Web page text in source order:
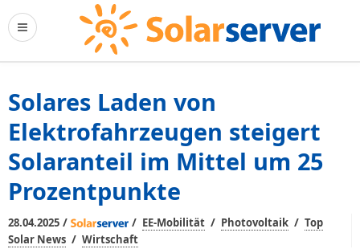
Solares Laden von
Elektrofahrzeugen steigert
Solaranteil im Mittel um 25
Prozentpunkte
28.04.2025 / / EE-Mobilität / Photovoltaik / Top
Solar News / Wirtschaft